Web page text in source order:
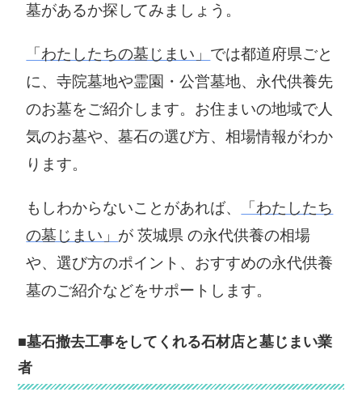
墓があるか探してみましょう。
「わたしたちの墓じまい」 では都道府県ごと
に、寺院墓地や霊園・公営墓地、永代供養先
のお墓をご紹介します。お住まいの地域で人
気のお墓や、墓石の選び方、相場情報がわか
ります。
もしわからないことがあれば、
「わたしたち
の墓じまい」 が 茨城県 の永代供養の相場
や、選び方のポイント、おすすめの永代供養
墓のご紹介などをサポートします。
■墓石撤去工事をしてくれる石材店と墓じまい業
者